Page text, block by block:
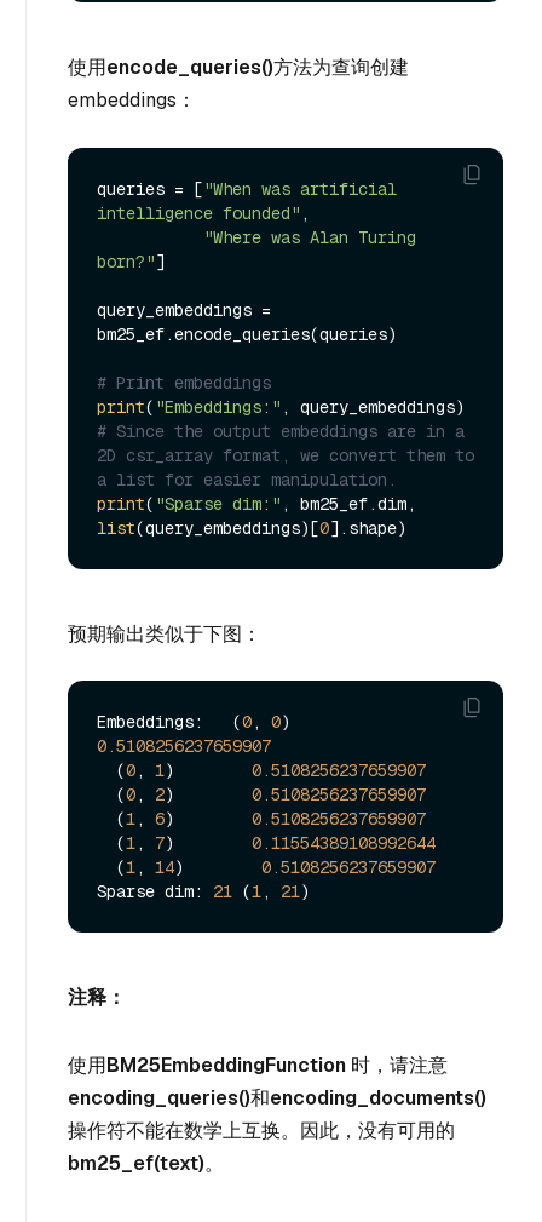
使用encode_queries()方法为查询创建
embeddings：
queries = ["When was artificial
intelligence founded" ,
"Where was Alan Turing
born?"]
query_embeddings =
bm25_ef.encode_queries(queries)
# Print embeddings
print( "Embeddings:"
# Since the output embeddings are in a
2D csr_array format, we convert them to
a list for easier manipulation.
print( "Sparse dim:"
list(query_embeddings)[0
预期输出类似于下图：
Embeddings:   (0, 0
0.5108256237659907
  (
0, 1) 0.5108256237659907
  (
0, 2) 0.5108256237659907
  (
1, 6) 0.5108256237659907
  (
1, 7) 0.11554389108992644
  (
1, 14) 0.5108256237659907
Sparse dim: 21 (1, 21
注释：
使用BM25EmbeddingFunction 时，请注意
encoding_queries()和encoding_documents()
操作符不能在数学上互换。因此，没有可用的
bm25_ef(text)。